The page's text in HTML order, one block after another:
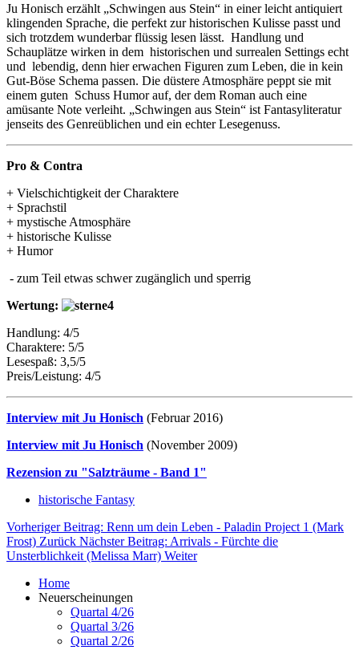
Ju Honisch erzählt „Schwingen aus Stein“ in einer leicht antiquiert
klingenden Sprache, die perfekt zur historischen Kulisse passt und
sich trotzdem wunderbar flüssig lesen lässt. Handlung und
Schauplätze wirken in dem historischen und surrealen Settings echt
und lebendig, denn hier erwachen Figuren zum Leben, die in kein
Gut-Böse Schema passen. Die düstere Atmosphäre peppt sie mit
einem guten Schuss Humor auf, der dem Roman auch eine
amüsante Note verleiht. „Schwingen aus Stein“ ist Fantasyliteratur
jenseits des Genreüblichen und ein echter Lesegenuss.
Pro & Contra
+ Vielschichtigkeit der Charaktere
+ Sprachstil
+ mystische Atmosphäre
+ historische Kulisse
+ Humor
- zum Teil etwas schwer zugänglich und sperrig
Wertung:
Handlung: 4/5
Charaktere: 5/5
Lesespaß: 3,5/5
Preis/Leistung: 4/5
Interview mit Ju Honisch (Februar 2016)
Interview mit Ju Honisch (November 2009)
Rezension zu "Salzträume - Band 1"
historische Fantasy
Vorheriger Beitrag: Renn um dein Leben - Paladin Project 1 (Mark
Frost) Zurück Nächster Beitrag: Arrivals - Fürchte die
Unsterblichkeit (Melissa Marr) Weiter
Home
Neuerscheinungen
Quartal 4/26
Quartal 3/26
Quartal 2/26